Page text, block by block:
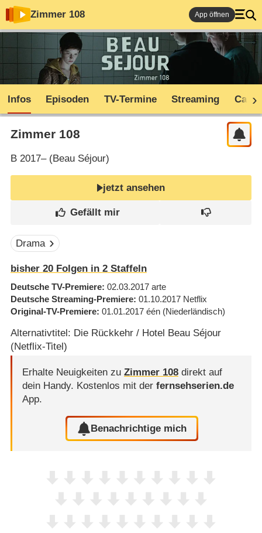
Zimmer 108 App öffnen
Infos Episoden TV-Termine Streaming Cast
Zimmer 108
B2017– (Beau Séjour)
jetzt ansehen
Drama
bisher 20Folgen in 2Staffeln
Deutsche TV-Premiere 02.03.2017 arte
Deutsche Streaming-Premiere 01.10.2017 Netflix
Original-TV-Premiere 01.01.2017 één (Niederländisch)
Alternativtitel: Die Rückkehr / Hotel Beau Séjour
(Netflix-Titel)
Erhalte Neuigkeiten zu Zimmer 108direkt auf
dein Handy. Kostenlos mit der fernsehserien.de
App.
Benachrichtige mich